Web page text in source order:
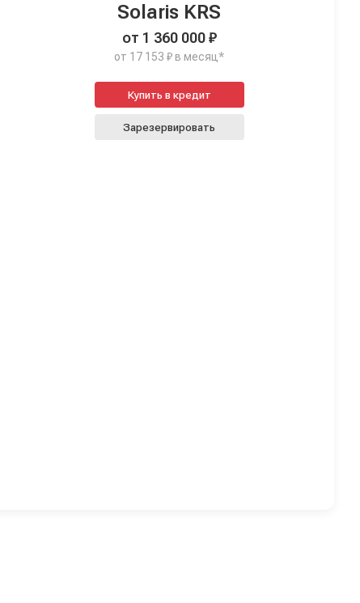
Solaris KRS
от 1 360 000 ₽
от 17 153 ₽ в месяц*
Купить в кредит
Зарезервировать